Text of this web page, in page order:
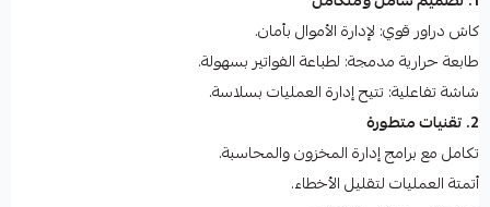
كاش دراور قوي: لإدارة الأموال بأمان.
طابعة حرارية مدمجة: لطباعة الفواتير بسهولة.
شاشة تفاعلية: تتيح إدارة العمليات بسلاسة.
2. تقنيات متطورة
تكامل مع برامج إدارة المخزون والمحاسبة.
أتمتة العمليات لتقليل الأخطاء.